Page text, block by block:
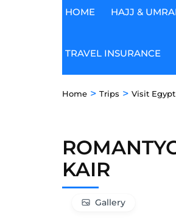
HOME HAJJ &
TRAVEL INSURANCE
Home > Trips > Visit Egypt
KAIR
Gallery